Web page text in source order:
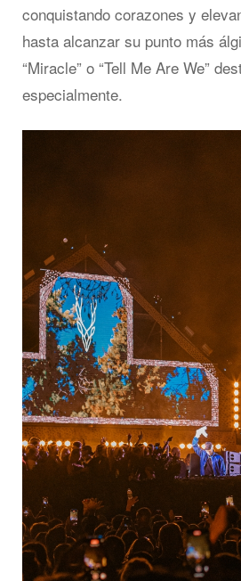
conquistando corazones y
hasta alcanzar su punto más
“Miracle” o “Tell Me Are We”
especialmente.